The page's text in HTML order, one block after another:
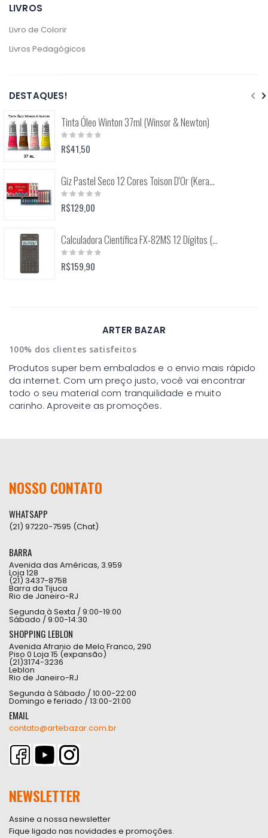
LIVROS
Livro de Colorir
Livros Pedagógicos
DESTAQUES!
Tinta Óleo Winton 37ml (Winsor & Newton)
Rating:
0%
R$41,50
Giz Pastel Seco 12 Cores Toison D'Or (Keramik) 8512
Rating:
0%
R$129,00
Calculadora Científica FX-82MS 12 Dígitos (Casio)
Rating:
0%
R$159,90
ARTER BAZAR
100% dos clientes satisfeitos
Produtos super bem embalados e o envio mais rápido
da internet. Com um preço justo, você vai encontrar
todo o seu material com tranquilidade e muito
carinho. Aproveite as promoções.
NOSSO CONTATO
WHATSAPP
(21) 97220-7595 (Chat)
BARRA
Avenida das Américas, 3.959
Loja 128
(21) 3437-8758
Barra da Tijuca
Rio de Janeiro-RJ
Segunda à Sexta / 9:00-19:00
Sábado / 9:00-14:30
SHOPPING LEBLON
Avenida Afranio de Melo Franco, 290
Piso 0 Loja 15 (expansão)
(21)3174-3236
Leblon
Rio de Janeiro-RJ
Segunda à Sábado / 10:00-22:00
Domingo e feriado / 13:00-21:00
EMAIL
contato@artebazar.com.br
NEWSLETTER
Assine a nossa newsletter
Fique ligado nas novidades e promoções.